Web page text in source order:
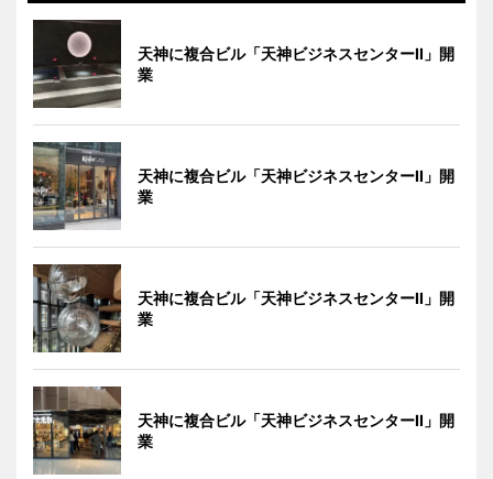
天神に複合ビル「天神ビジネスセンターII」開
業
天神に複合ビル「天神ビジネスセンターII」開
業
天神に複合ビル「天神ビジネスセンターII」開
業
天神に複合ビル「天神ビジネスセンターII」開
業